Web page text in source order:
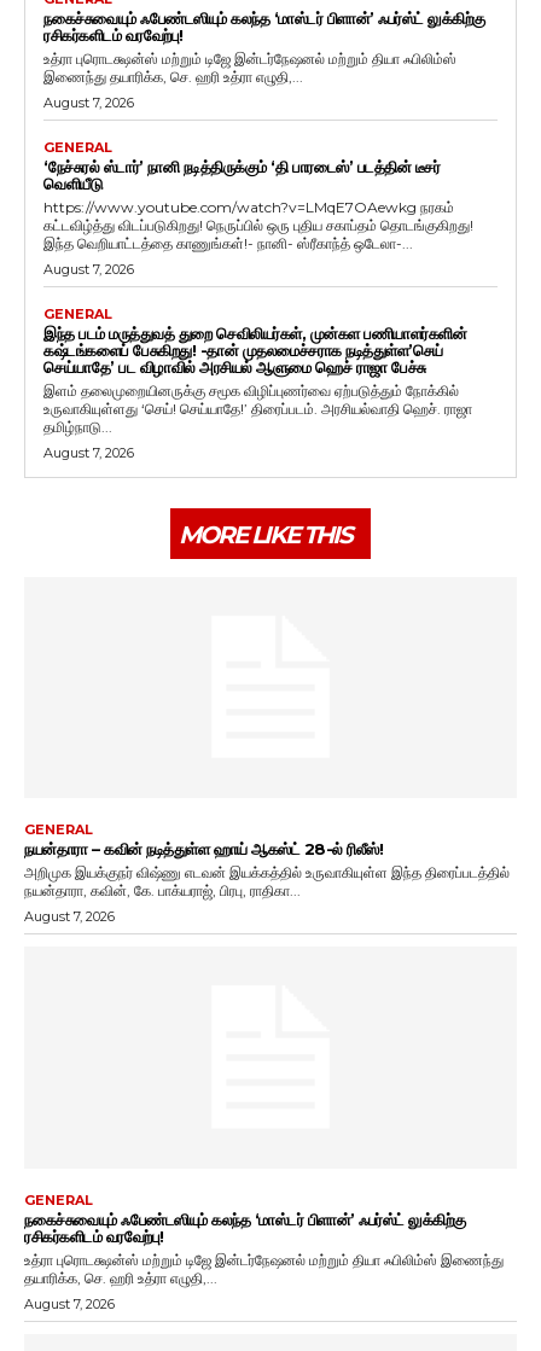
நகைச்சுவையும் ஃபேண்டஸியும் கலந்த ‘மாஸ்டர் பிளான்’ ஃபர்ஸ்ட் லுக்கிற்கு
ரசிகர்களிடம் வரவேற்பு!
உத்ரா புரொடக்ஷன்ஸ் மற்றும் டிஜே இன்டர்நேஷனல் மற்றும் தியா ஃபிலிம்ஸ்
இணைந்து தயாரிக்க, செ. ஹரி உத்ரா எழுதி,...
August 7, 2026
GENERAL
‘நேச்சுரல் ஸ்டார்’ நானி நடித்திருக்கும் ‘தி பாரடைஸ்’ படத்தின் டீசர்
வெளியீடு
https://www.youtube.com/watch?v=LMqE7OAewkg நரகம்
கட்டவிழ்த்து விடப்படுகிறது! நெருப்பில் ஒரு புதிய சகாப்தம் தொடங்குகிறது!
இந்த வெறியாட்டத்தை காணுங்கள்!- நானி- ஸ்ரீகாந்த் ஒடேலா-...
August 7, 2026
GENERAL
இந்த படம் மருத்துவத் துறை செவிலியர்கள், முன்கள பணியாளர்களின்
கஷ்டங்களைப் பேசுகிறது! -தான் முதலமைச்சராக நடித்துள்ள’செய்
செய்யாதே’ பட விழாவில் அரசியல் ஆளுமை ஹெச் ராஜா பேச்சு
இளம் தலைமுறையினருக்கு சமூக விழிப்புணர்வை ஏற்படுத்தும் நோக்கில்
உருவாகியுள்ளது ‘செய்! செய்யாதே!’ திரைப்படம். அரசியல்வாதி ஹெச். ராஜா
தமிழ்நாடு...
August 7, 2026
MORE LIKE THIS
GENERAL
நயன்தாரா – கவின் நடித்துள்ள ஹாய் ஆகஸ்ட் 28-ல் ரிலீஸ்!
அறிமுக இயக்குநர் விஷ்ணு எடவன் இயக்கத்தில் உருவாகியுள்ள இந்த திரைப்படத்தில்
நயன்தாரா, கவின், கே. பாக்யராஜ், பிரபு, ராதிகா...
August 7, 2026
GENERAL
நகைச்சுவையும் ஃபேண்டஸியும் கலந்த ‘மாஸ்டர் பிளான்’ ஃபர்ஸ்ட் லுக்கிற்கு
ரசிகர்களிடம் வரவேற்பு!
உத்ரா புரொடக்ஷன்ஸ் மற்றும் டிஜே இன்டர்நேஷனல் மற்றும் தியா ஃபிலிம்ஸ் இணைந்து
தயாரிக்க, செ. ஹரி உத்ரா எழுதி,...
August 7, 2026